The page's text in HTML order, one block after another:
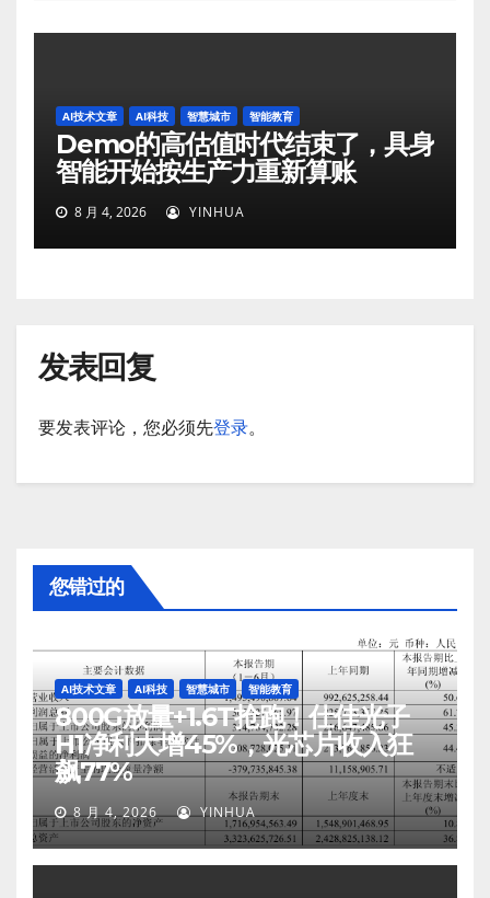
AI技术文章 AI科技 智慧城市 智能教育
Demo的高估值时代结束了，具身
智能开始按生产力重新算账
8 月 4, 2026 YINHUA
发表回复
要发表评论，您必须先登录。
您错过的
AI技术文章 AI科技 智慧城市 智能教育
800G放量+1.6T抢跑！仕佳光子
H1净利大增45%，光芯片收入狂
飙77%
8 月 4, 2026 YINHUA